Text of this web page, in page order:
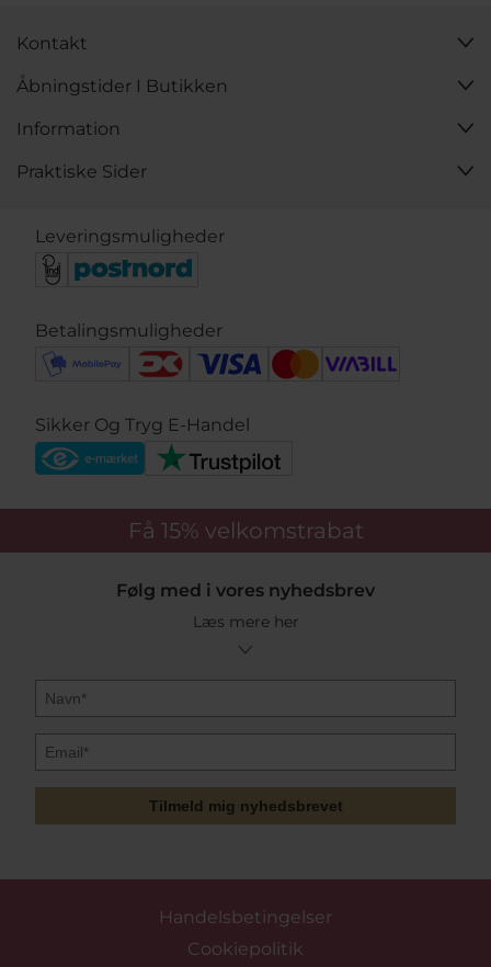
oplevelse – både online og i vores fysiske butik i hjertet
af Svendborg.
Kontakt
Åbningstider I Butikken
Information
Praktiske Sider
Leveringsmuligheder
Betalingsmuligheder
Sikker Og Tryg E-Handel
Få 15% velkomstrabat
Følg med i vores nyhedsbrev
Læs mere her
Tilmeld mig nyhedsbrevet
Handelsbetingelser
Cookiepolitik